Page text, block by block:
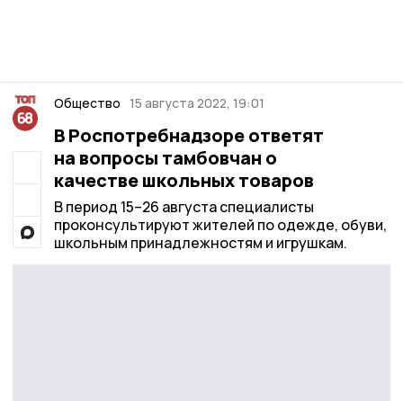
Общество 15 августа 2022, 19:01
В Роспотребнадзоре ответят
на вопросы тамбовчан о
качестве школьных товаров
В период 15–26 августа специалисты
проконсультируют жителей по одежде, обуви,
школьным принадлежностям и игрушкам.